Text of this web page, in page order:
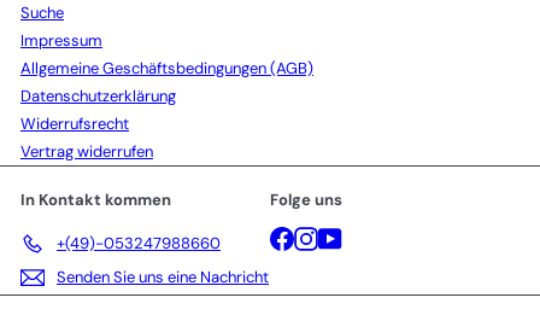
Suche
Impressum
Allgemeine Geschäftsbedingungen (AGB)
Datenschutzerklärung
Widerrufsrecht
Vertrag widerrufen
In Kontakt kommen
+(49)-053247988660
Senden Sie uns eine Nachricht
Folge uns
Facebook
Instagram
YouTube